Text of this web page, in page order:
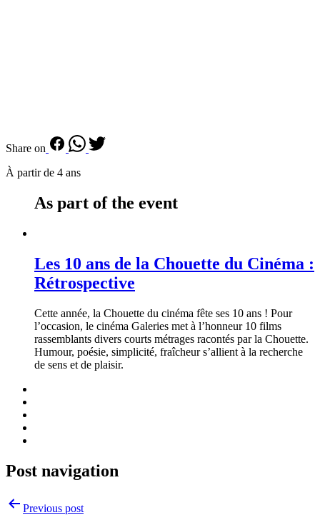
Share on
À partir de 4 ans
As part of the event
Les 10 ans de la Chouette du Cinéma :
Rétrospective
Cette année, la Chouette du cinéma fête ses 10 ans ! Pour
l’occasion, le cinéma Galeries met à l’honneur 10 films
rassemblants divers courts métrages racontés par la Chouette.
Humour, poésie, simplicité, fraîcheur s’allient à la recherche
de sens et de plaisir.
Post navigation
Previous post